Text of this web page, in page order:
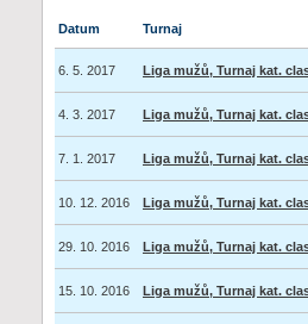
Datum Turnaj
6. 5. 2017 Liga mužů, Turnaj kat.
4. 3. 2017 Liga mužů, Turnaj kat.
7. 1. 2017 Liga mužů, Turnaj kat.
10. 12. 2016 Liga mužů, Turnaj kat.
29. 10. 2016 Liga mužů, Turnaj kat.
15. 10. 2016 Liga mužů, Turnaj kat.